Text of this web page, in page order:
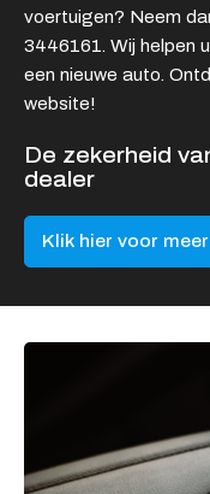
Za
Gesloten
Zo
Gesloten
voertuigen? Neem
3446161. Wij helpen
een nieuwe auto.
website!
De zekerheid
dealer
Klik hier voor